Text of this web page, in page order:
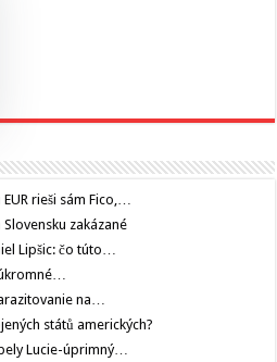
rieši sám Fico,…
zakázané
Lipšic: čo túto…
na…
států amerických?
Lucie-úprimný…